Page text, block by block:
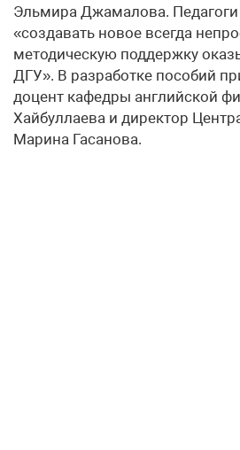
Эльмира Джамалова. Педагоги
«создавать новое всегда
методическую поддержку
ДГУ». В разработке пособий
доцент кафедры английской
Хайбуллаева и директор
Марина Гасанова.